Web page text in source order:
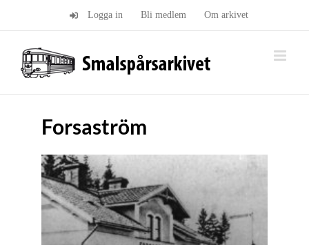
Logga in Bli medlem Om arkivet
Forsaström